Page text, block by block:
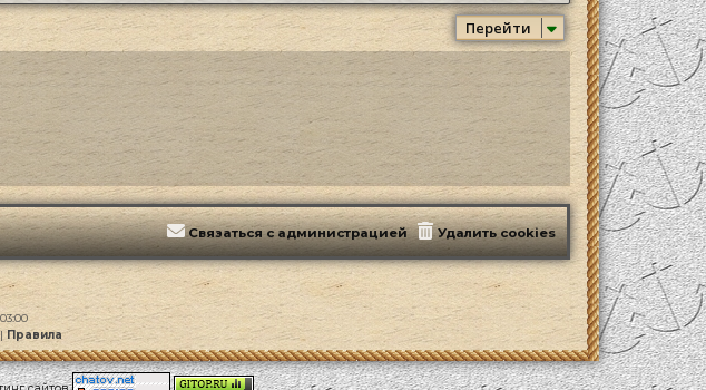
Перейти
Удалить cookies
Связаться с администрацией
|Правила